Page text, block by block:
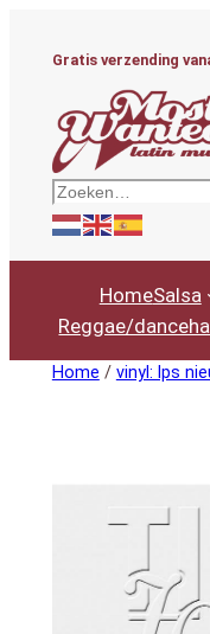
Gratis verzending
Zoeken
HomeSalsa
Reggae/
Home / vinyl: lps